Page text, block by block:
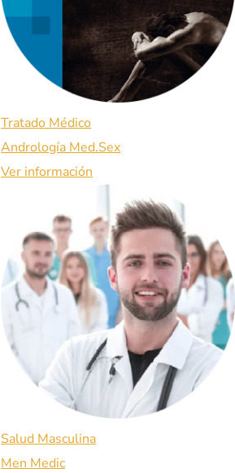
Tratado Médico
Andrología Med.Sex
Ver información
Salud Masculina
Men Medic